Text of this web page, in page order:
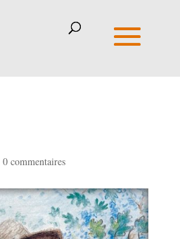
0 commentaires